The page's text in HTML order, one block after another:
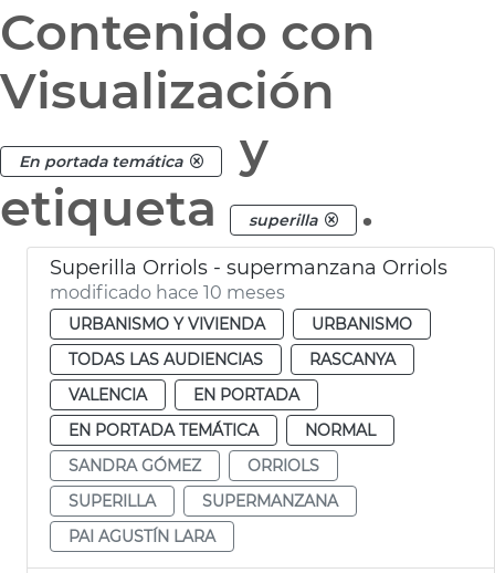
Contenido con
Visualización
En portada temática
y
etiqueta
superilla .
Superilla Orriols - supermanzana Orriols
modificado hace 10 meses
URBANISMO Y VIVIENDA
URBANISMO
TODAS LAS AUDIENCIAS
RASCANYA
VALENCIA
EN PORTADA
EN PORTADA TEMÁTICA
NORMAL
SANDRA GÓMEZ
ORRIOLS
SUPERILLA
SUPERMANZANA
PAI AGUSTÍN LARA